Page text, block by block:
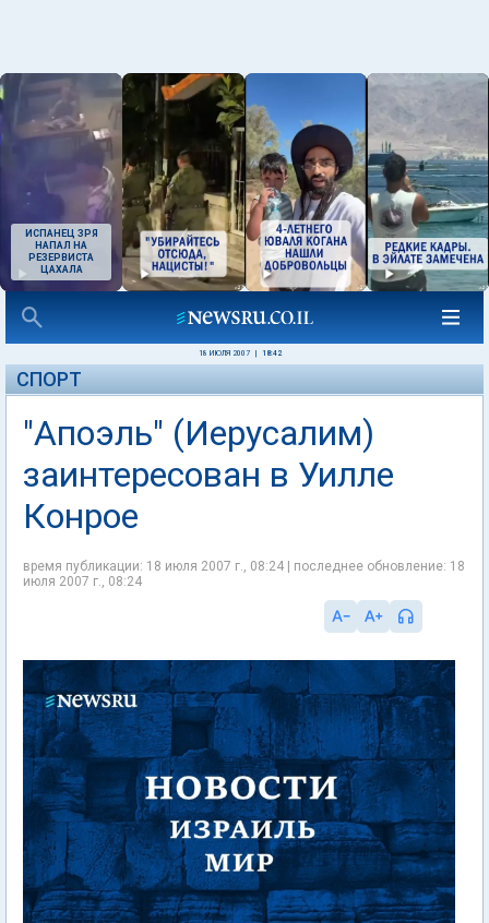
ИСПАНЕЦ ЗРЯ
НАПАЛ НА
РЕЗЕРВИСТА
ЦАХАЛА
18 ИЮЛЯ 2007 18:42
СПОРТ
"Апоэль" (Иерусалим)
заинтересован в Уилле
Конрое
время публикации: 18 июля 2007 г., 08:24 | последнее обновление: 18
июля 2007 г., 08:24